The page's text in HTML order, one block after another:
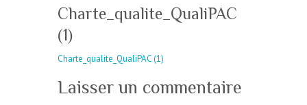
Charte_qualite_QualiPAC
(1)
Charte_qualite_QualiPAC (1)
Laisser un commentaire